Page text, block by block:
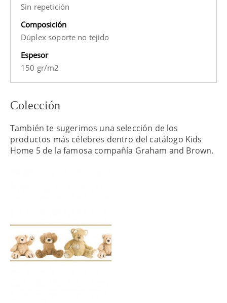
Sin repetición
Composición
Dúplex soporte no tejido
Espesor
150 gr/m2
Colección
También te sugerimos una selección de los
productos más célebres dentro del catálogo Kids
Home 5 de la famosa compañía Graham and Brown.